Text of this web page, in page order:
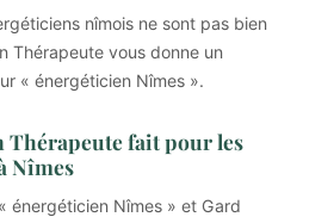
nîmois ne sont pas bien
Thérapeute vous donne un
« énergéticien Nîmes ».
Thérapeute fait pour les
Nîmes
énergéticien Nîmes » et Gard